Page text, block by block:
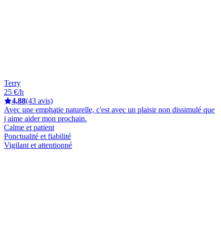
Terry
25 €/h
4,88(43 avis)
Avec une emphatie naturelle, c'est avec un plaisir non dissimulé que
j aime aider mon prochain.
Calme et patient
Ponctualité et fiabilité
Vigilant et attentionné